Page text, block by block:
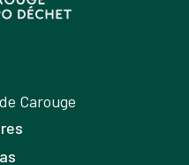
Carouge